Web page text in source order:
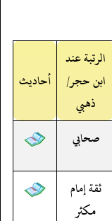
الرتبة عند
ابن حجر/
ذهبي
أحاديث
صحابي
ثقة إمام
مكثر